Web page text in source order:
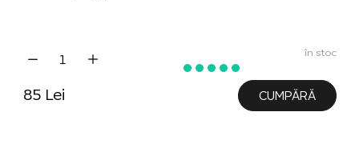
în stoc
85 Lei CUMPĂRĂ